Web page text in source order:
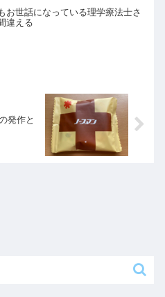
お世話になっている理学療法士さ
違える
発作と